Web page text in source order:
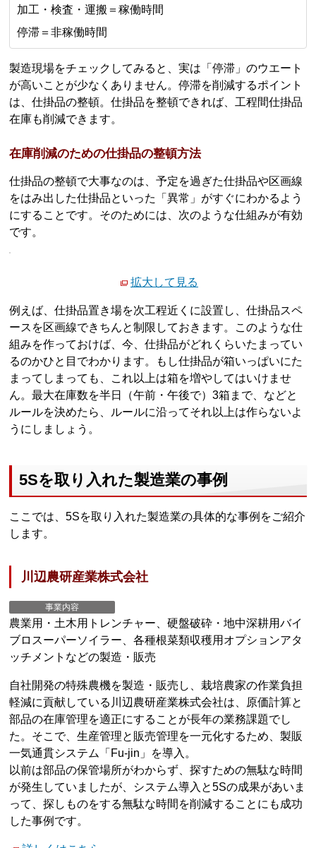
加工・検査・運搬＝稼働時間
停滞＝非稼働時間
製造現場をチェックしてみると、実は「停滞」のウエート
が高いことが少なくありません。停滞を削減するポイント
は、仕掛品の整頓。仕掛品を整頓できれば、工程間仕掛品
在庫も削減できます。
在庫削減のための仕掛品の整頓方法
仕掛品の整頓で大事なのは、予定を過ぎた仕掛品や区画線
をはみ出した仕掛品といった「異常」がすぐにわかるよう
にすることです。そのためには、次のような仕組みが有効
です。
拡大して見る
例えば、仕掛品置き場を次工程近くに設置し、仕掛品スペ
ースを区画線できちんと制限しておきます。このような仕
組みを作っておけば、今、仕掛品がどれくらいたまってい
るのかひと目でわかります。もし仕掛品が箱いっぱいにた
まってしまっても、これ以上は箱を増やしてはいけませ
ん。最大在庫数を半日（午前・午後で）3箱まで、などと
ルールを決めたら、ルールに沿ってそれ以上は作らないよ
うにしましょう。
5Sを取り入れた製造業の事例
ここでは、5Sを取り入れた製造業の具体的な事例をご紹介
します。
川辺農研産業株式会社
事業内容
農業用・土木用トレンチャー、硬盤破砕・地中深耕用バイ
ブロスーパーソイラー、各種根菜類収穫用オプションアタ
ッチメントなどの製造・販売
自社開発の特殊農機を製造・販売し、栽培農家の作業負担
軽減に貢献している川辺農研産業株式会社は、原価計算と
部品の在庫管理を適正にすることが長年の業務課題でし
た。そこで、生産管理と販売管理を一元化するため、製販
一気通貫システム「Fu-jin」を導入。
以前は部品の保管場所がわからず、探すための無駄な時間
が発生していましたが、システム導入と5Sの成果があいま
って、探しものをする無駄な時間を削減することにも成功
した事例です。